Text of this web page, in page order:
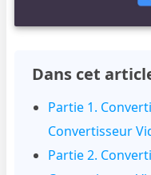
Dans cet
Partie 1.
Convertisseur
Partie 2.